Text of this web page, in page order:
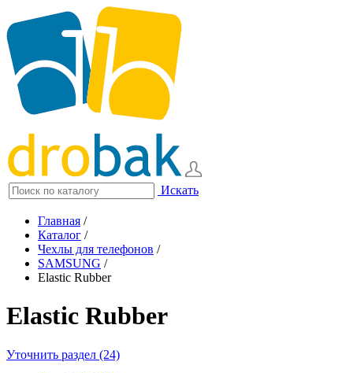
Искать
Главная /
Каталог /
Чехлы для телефонов /
SAMSUNG /
Elastic Rubber
Elastic Rubber
Уточнить раздел (24)